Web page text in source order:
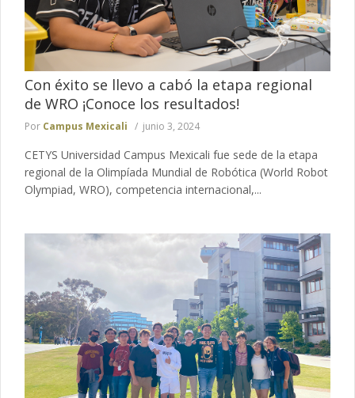
Con éxito se llevo a cabó la etapa regional
de WRO ¡Conoce los resultados!
Por Campus Mexicali junio 3, 2024
CETYS Universidad Campus Mexicali fue sede de la etapa
regional de la Olimpíada Mundial de Robótica (World Robot
Olympiad, WRO), competencia internacional,...